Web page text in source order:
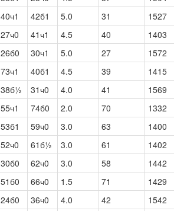
40ч1 42б1 5.0 31 1527
27ч0 41ч1 4.5 40 1403
26б0 30ч1 5.0 27 1572
73ч1 40б1 4.5 39 1415
38б½ 31ч0 4.0 41 1569
55ч1 74б0 2.0 70 1332
53б1 59ч0 3.0 63 1400
52ч0 61б½ 3.0 61 1402
30б0 62ч0 3.0 58 1442
51б0 66ч0 1.5 71 1429
24б0 36ч0 4.0 42 1542